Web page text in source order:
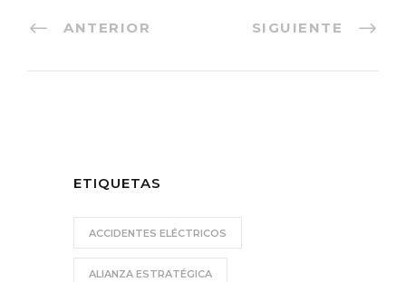
ANTERIOR SIGUIENTE
ETIQUETAS
ACCIDENTES ELÉCTRICOS
ALIANZA ESTRATÉGICA